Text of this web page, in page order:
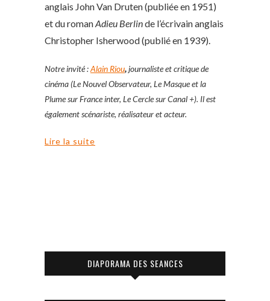
anglais John Van Druten (publiée en 1951)
et du romanAdieu Berlinde l’écrivain anglais
Christopher Isherwood (publié en 1939).
Notre invité :Alain Riou,journaliste et critique de
cinéma (Le Nouvel Observateur, Le Masque et la
Plume sur France inter, Le Cercle sur Canal +). Il est
également scénariste, réalisateur et acteur.
Lire la suite
DIAPORAMA DES SEANCES